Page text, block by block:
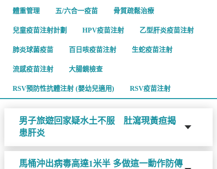
體重管理 五/六合一疫苗 骨質疏鬆治療
兒童疫苗注射計劃 HPV疫苗注射 乙型肝炎疫苗注射
肺炎球菌疫苗 百日咳疫苗注射 生蛇疫苗注射
流感疫苗注射 大腸鏡檢查
RSV預防性抗體注射 (嬰幼兒適用) RSV疫苗注射
男子旅遊回家疑水土不服 肚瀉現黃疸揭
患肝炎
馬桶沖出病毒高達1米半 多做這一動作防傳